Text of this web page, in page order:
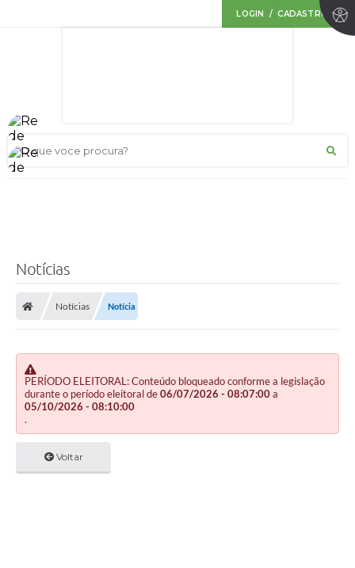
LOGIN / CADASTRO
O que voce procura?
Notícias
Notícias Notícia
PERÍODO ELEITORAL: Conteúdo bloqueado conforme a legislação
durante o período eleitoral de06/07/2026 - 08:07:00a
05/10/2026 - 08:10:00
.
Voltar